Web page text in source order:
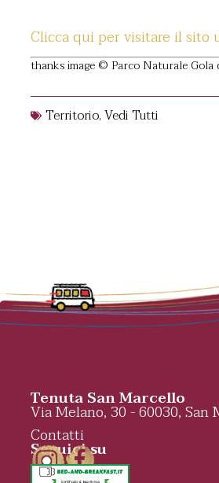
Clicca qui per visitare il sito
thanks image © Parco Naturale Gola
Territorio,Vedi Tutti
Tenuta San Marcello
Via Melano, 30 - 60030, San
Contatti
Seguici su